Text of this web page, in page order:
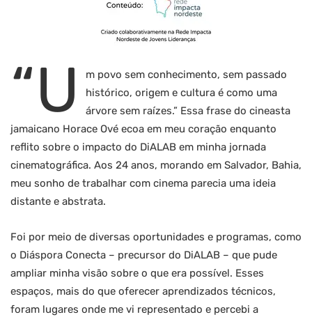
“U
m povo sem conhecimento, sem passado
histórico, origem e cultura é como uma
árvore sem raízes.” Essa frase do cineasta
jamaicano Horace Ové ecoa em meu coração enquanto
reflito sobre o impacto do DiALAB em minha jornada
cinematográfica. Aos 24 anos, morando em Salvador, Bahia,
meu sonho de trabalhar com cinema parecia uma ideia
distante e abstrata.
Foi por meio de diversas oportunidades e programas, como
o Diáspora Conecta – precursor do DiALAB – que pude
ampliar minha visão sobre o que era possível. Esses
espaços, mais do que oferecer aprendizados técnicos,
foram lugares onde me vi representado e percebi a